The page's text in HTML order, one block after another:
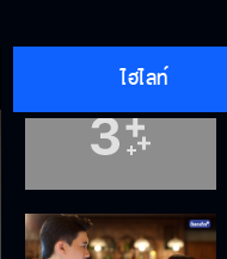
ไฮไลท์